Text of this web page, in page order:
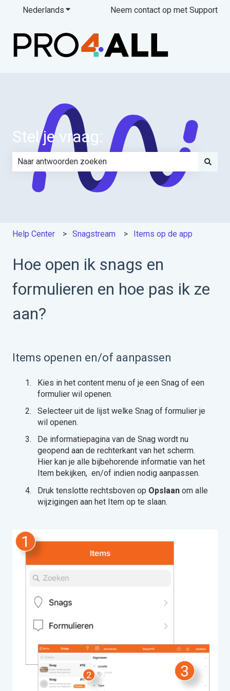
Nederlands Submenu tonen voor vertalingen
Neem contact op met Support
Stel je vraag:
Er zijn geen suggesties want het zoekveld is leeg.
Help Center Snagstream Items op de app
Hoe open ik snags en
formulieren en hoe pas ik ze
aan?
Items openen en/of aanpassen
Kies in het content menu of je een Snag of een
formulier wil openen.
Selecteer uit de lijst welke Snag of formulier je
wil openen.
De informatiepagina van de Snag wordt nu
geopend aan de rechterkant van het scherm.
Hier kan je alle bijbehorende informatie van het
Item bekijken, en/of indien nodig aanpassen.
Druk tenslotte rechtsboven op Opslaan om alle
wijzigingen aan het Item op te slaan.